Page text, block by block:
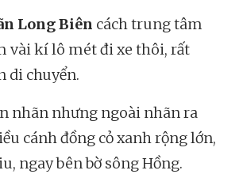
Long Biên cách trung tâm
vài kí lô mét đi xe thôi, rất
di chuyển.
nhãn nhưng ngoài nhãn ra
cánh đồng cỏ xanh rộng lớn,
ngay bên bờ sông Hồng.